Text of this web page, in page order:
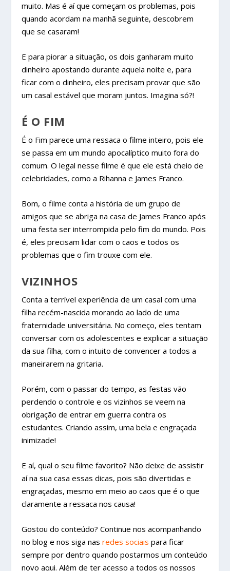
muito. Mas é aí que começam os problemas, pois
quando acordam na manhã seguinte, descobrem
que se casaram!
E para piorar a situação, os dois ganharam muito
dinheiro apostando durante aquela noite e, para
ficar com o dinheiro, eles precisam provar que são
um casal estável que moram juntos. Imagina só?!
É O FIM
É o Fim parece uma ressaca o filme inteiro, pois ele
se passa em um mundo apocalíptico muito fora do
comum. O legal nesse filme é que ele está cheio de
celebridades, como a Rihanna e James Franco.
Bom, o filme conta a história de um grupo de
amigos que se abriga na casa de James Franco após
uma festa ser interrompida pelo fim do mundo. Pois
é, eles precisam lidar com o caos e todos os
problemas que o fim trouxe com ele.
VIZINHOS
Conta a terrível experiência de um casal com uma
filha recém-nascida morando ao lado de uma
fraternidade universitária. No começo, eles tentam
conversar com os adolescentes e explicar a situação
da sua filha, com o intuito de convencer a todos a
maneirarem na gritaria.
Porém, com o passar do tempo, as festas vão
perdendo o controle e os vizinhos se veem na
obrigação de entrar em guerra contra os
estudantes. Criando assim, uma bela e engraçada
inimizade!
E aí, qual o seu filme favorito? Não deixe de assistir
aí na sua casa essas dicas, pois são divertidas e
engraçadas, mesmo em meio ao caos que é o que
claramente a ressaca nos causa!
Gostou do conteúdo? Continue nos acompanhando
no blog e nos siga nasredes sociaispara ficar
sempre por dentro quando postarmos um conteúdo
novo aqui. Além de ter acesso a todos os nossos